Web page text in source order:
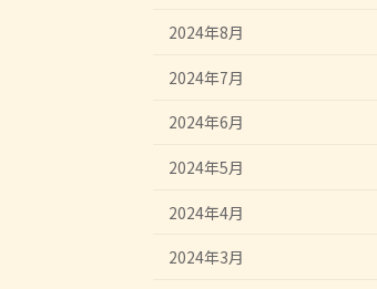
2024年8月
2024年7月
2024年6月
2024年5月
2024年4月
2024年3月